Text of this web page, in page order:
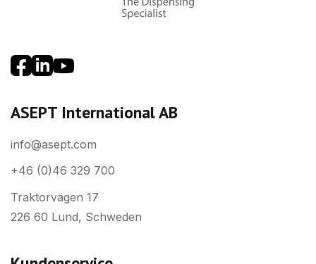
ASEPT International AB
info@asept.com
+46 (0)46 329 700
Traktorvägen 17
226 60 Lund, Schweden